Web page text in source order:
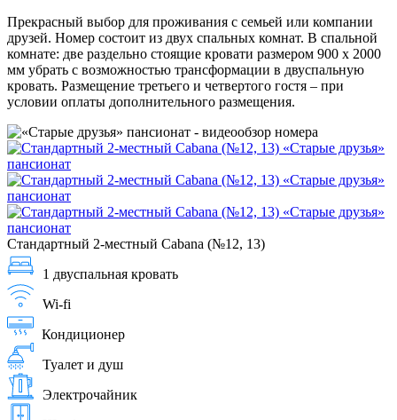
Прекрасный выбор для проживания с семьей или компании
друзей. Номер состоит из двух спальных комнат. В спальной
комнате: две раздельно стоящие кровати размером 900 х 2000
мм убрать с возможностью трансформации в двуспальную
кровать. Размещение третьего и четвертого гостя – при
условии оплаты дополнительного размещения.
Стандартный 2-местный Cabana (№12, 13)
1 двуспальная кровать
Wi-fi
Кондиционер
Туалет и душ
Электрочайник